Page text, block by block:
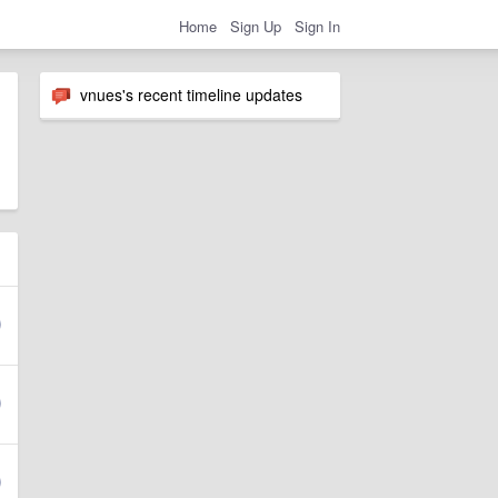
Home Sign Up Sign In
vnues's recent timeline updates